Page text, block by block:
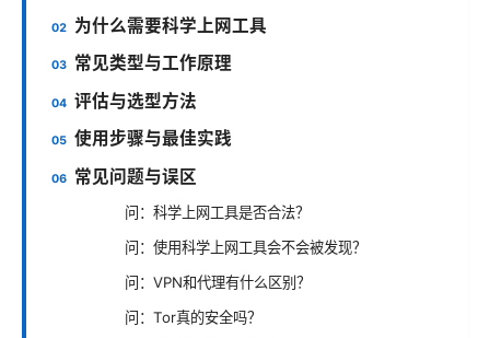
为什么需要科学上网工具
常见类型与工作原理
评估与选型方法
使用步骤与最佳实践
常见问题与误区
问：科学上网工具是否合法？
问：使用科学上网工具会不会被发现？
问：VPN和代理有什么区别？
问：Tor真的安全吗？